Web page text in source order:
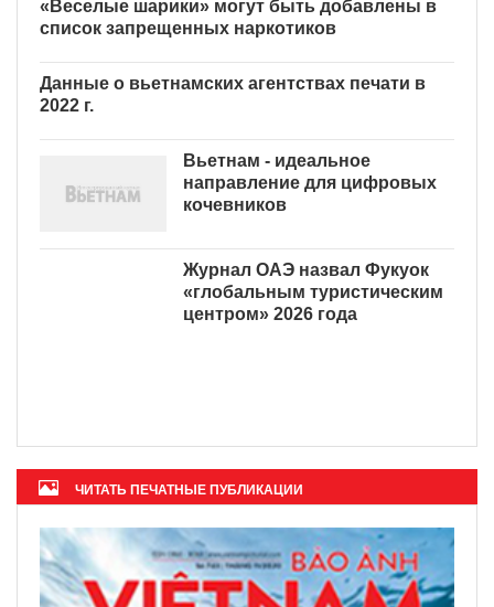
«Веселые шарики» могут
Данные о вьетнамских
агентствах печати в 2022 г.
Вьетнам - идеальное
направление для цифровых
кочевников